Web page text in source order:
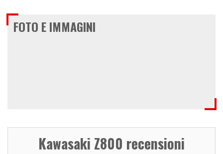
FOTO E IMMAGINI
Kawasaki Z800 recensioni